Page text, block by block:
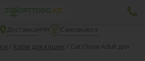
Доставкаили
Самовывоз
/ Корм для кошек / Cat Chow Adult для